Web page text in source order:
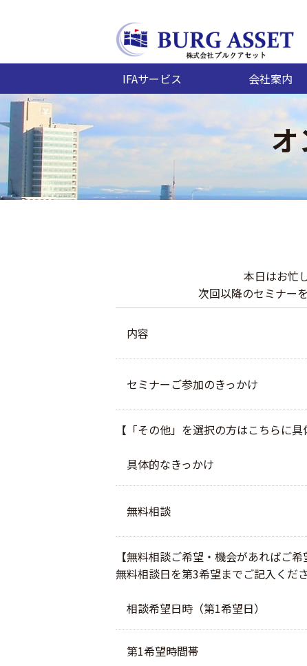
IFAサービス 会社案内
本日はお忙
次回以降のセミナー
内容
セミナーご参加のきっかけ
【「その他」を選択の方はこちらに
具体的なきっかけ
無料相談
【無料相談ご希望・機会があればご希
無料相談日を第3希望までご記入くださ
相談希望日時（第1希望日）
第1希望時間帯